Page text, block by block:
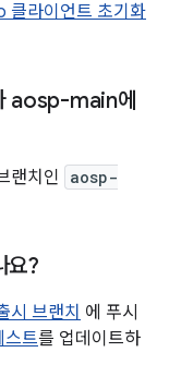
클라이언트 초기화
aosp-main에
랜치인
aosp-
요?
시 브랜치 에 푸시
스트를 업데이트하